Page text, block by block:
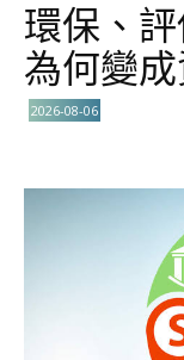
環保、
為何變
2026-08-06